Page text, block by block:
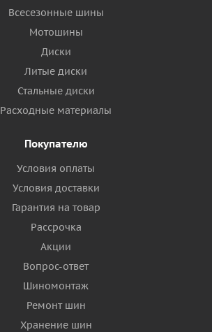
Всесезонные шины
Мотошины
Диски
Литые диски
Стальные диски
Расходные материалы
Покупателю
Условия оплаты
Условия доставки
Гарантия на товар
Рассрочка
Акции
Вопрос-ответ
Шиномонтаж
Ремонт шин
Хранение шин